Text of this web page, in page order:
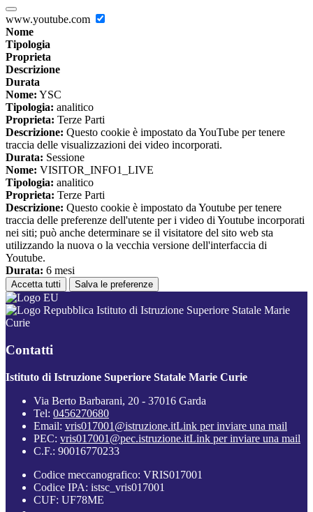
www.youtube.com
Nome
Tipologia
Proprieta
Descrizione
Durata
Nome: YSC
Tipologia: analitico
Proprieta: Terze Parti
Descrizione: Questo cookie è impostato da YouTube per tenere
traccia delle visualizzazioni dei video incorporati.
Durata: Sessione
Nome: VISITOR_INFO1_LIVE
Tipologia: analitico
Proprieta: Terze Parti
Descrizione: Questo cookie è impostato da Youtube per tenere
traccia delle preferenze dell'utente per i video di Youtube incorporati
nei siti; può anche determinare se il visitatore del sito web sta
utilizzando la nuova o la vecchia versione dell'interfaccia di
Youtube.
Durata: 6 mesi
Accetta tutti Salva le preferenze
Istituto di Istruzione Superiore Statale Marie
Curie
Contatti
Istituto di Istruzione Superiore Statale Marie Curie
Via Berto Barbarani, 20 - 37016 Garda
Tel: 0456270680
Email: vris017001@istruzione.itLink per inviare una mail
PEC: vris017001@pec.istruzione.itLink per inviare una mail
C.F.: 90016770233
Codice meccanografico: VRIS017001
Codice IPA: istsc_vris017001
CUF: UF78ME